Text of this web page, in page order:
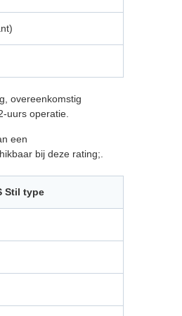
overeenkomstig
uurs operatie.
een
bij deze rating;.
Stil type